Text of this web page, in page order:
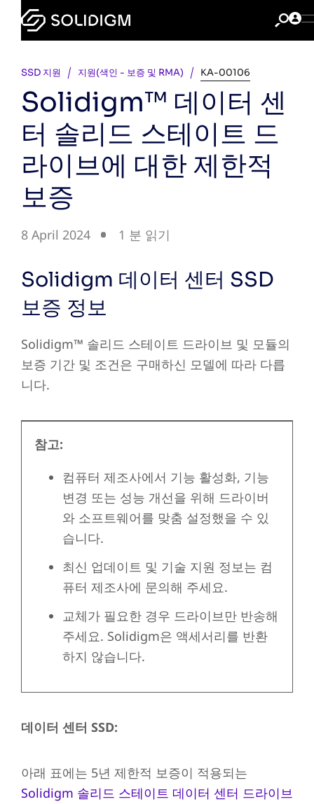
SSD 지원 지원(색인 - 보증 및 RMA) KA-00106
Solidigm™ 데이터 센
터 솔리드 스테이트 드
라이브에 대한 제한적
보증
8 April 2024 1 분 읽기
Solidigm 데이터 센터 SSD
보증 정보
Solidigm™ 솔리드 스테이트 드라이브 및 모듈의
보증 기간 및 조건은 구매하신 모델에 따라 다릅
니다.
참고:
컴퓨터 제조사에서 기능 활성화, 기능
변경 또는 성능 개선을 위해 드라이버
와 소프트웨어를 맞춤 설정했을 수 있
습니다.
최신 업데이트 및 기술 지원 정보는 컴
퓨터 제조사에 문의해 주세요.
교체가 필요한 경우 드라이브만 반송해
주세요. Solidigm은 액세서리를 반환
하지 않습니다.
데이터 센터 SSD:
아래 표에는 5년 제한적 보증이 적용되는
Solidigm 솔리드 스테이트 데이터 센터 드라이브